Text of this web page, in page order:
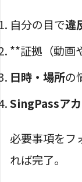
自分の目で違
**証拠（動画
日時・場所の
SingPassア
必要事項をフ
れば完了。